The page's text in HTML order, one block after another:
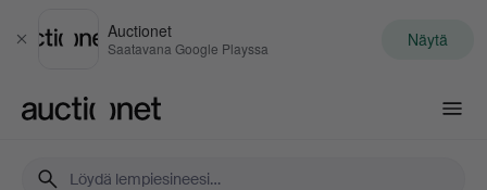
Sulje
Auctionet
Saatavana Google Playssa Näytä